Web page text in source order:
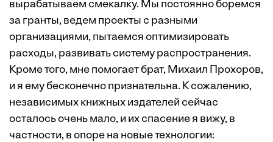
вырабатываем смекалку. Мы постоянно боремся
за гранты, ведем проекты с разными
организациями, пытаемся оптимизировать
расходы, развивать систему распространения.
Кроме того, мне помогает брат, Михаил Прохоров,
и я ему бесконечно признательна. К сожалению,
независимых книжных издателей сейчас
осталось очень мало, и их спасение я вижу, в
частности, в опоре на новые технологии: